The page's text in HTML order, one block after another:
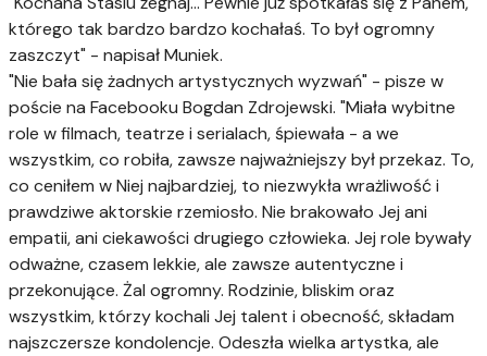
którego tak bardzo bardzo kochałaś. To był ogromny
zaszczyt" - napisał Muniek.
"Nie bała się żadnych artystycznych wyzwań" - pisze w
poście na Facebooku Bogdan Zdrojewski. "Miała wybitne
role w filmach, teatrze i serialach, śpiewała - a we
wszystkim, co robiła, zawsze najważniejszy był przekaz. To,
co ceniłem w Niej najbardziej, to niezwykła wrażliwość i
prawdziwe aktorskie rzemiosło. Nie brakowało Jej ani
empatii, ani ciekawości drugiego człowieka. Jej role bywały
odważne, czasem lekkie, ale zawsze autentyczne i
przekonujące. Żal ogromny. Rodzinie, bliskim oraz
wszystkim, którzy kochali Jej talent i obecność, składam
najszczersze kondolencje. Odeszła wielka artystka, ale